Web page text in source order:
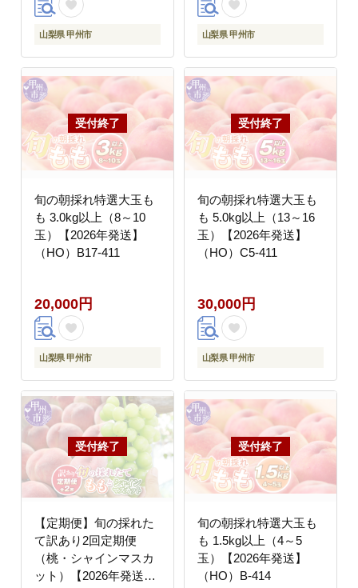
山梨県 甲州市 山梨県 甲州市
旬の朝採れ特選大玉も
も 3.0kg以上（8～10
玉）【2026年発送】
（HO）B17-411
20,000円
山梨県 甲州市
旬の朝採れ特選大玉も
も 5.0kg以上（13～16
玉）【2026年発送】
（HO）C5-411
30,000円
山梨県 甲州市
【定期便】旬の採れた
て訳あり2回定期便
（桃・シャインマスカ
ット）【2026年発送】
旬の朝採れ特選大玉も
も 1.5kg以上（4～5
玉）【2026年発送】
（HO）B-414